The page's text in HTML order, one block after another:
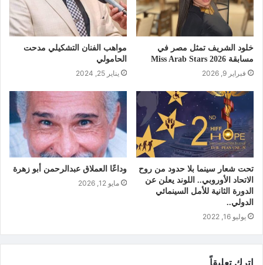
خلود الشريف تمثل مصر في
مسابقة Miss Arab Stars 2026
فبراير 9, 2026
مواهب الفنان التشكيلي مدحت
الحامولي
يناير 25, 2024
تحت شعار سينما بلا حدود من روح
الاتحاد الأوروبي.. اللوند يعلن عن
الدورة الثانية للأمل السينمائي
الدولي..
يوليو 16, 2022
وداعًا العملاق عبدالرحمن أبو زهرة
مايو 12, 2026
اترك تعليقاً